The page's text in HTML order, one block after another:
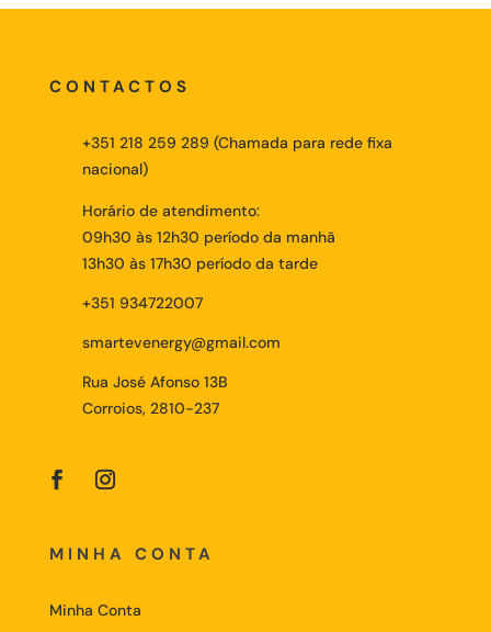
CONTACTOS
+351 218 259 289 (Chamada para rede fixa
nacional)
Horário de atendimento:
09h30 às 12h30 período da manhã
13h30 às 17h30 período da tarde
+351 934722007
smartevenergy@gmail.com
Rua José Afonso 13B
Corroios, 2810-237
MINHA CONTA
Minha Conta